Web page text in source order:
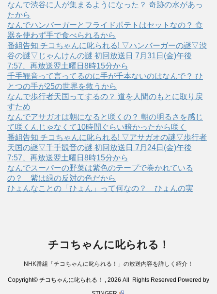
なんで渋谷に人が集まるようになった？ 奇跡の水があっ
たから
なんでハンバーガーとフライドポテトはセットなの？ 食
器を使わず手で食べられるから
番組告知 チコちゃんに叱られる! ▽ハンバーガーの謎▽渋
谷の謎▽じゃんけんの謎 初回放送日 7月31日(金)午後
7:57、再放送翌土曜日8時15分から
千手観音って言ってるのに手が千本ないのはなんで？ ひ
とつの手が25の世界を救うから
なんで歩行者天国ってするの？ 道を人間のもとに取り戻
すため
なんでアサガオは朝になると咲くの？ 朝の明るさを感じ
て咲くんじゃなくて10時間ぐらい暗かったから咲く
番組告知 チコちゃんに叱られる! ▽アサガオの謎▽歩行者
天国の謎▽千手観音の謎 初回放送日 7月24日(金)午後
7:57、再放送翌土曜日8時15分から
なんでスーパーの野菜は紫色のテープで巻かれている
の？ 紫は緑の反対の色だから
ひょんなことの「ひょん」って何なの？ ひょんの実
チコちゃんに叱られる！
NHK番組「チコちゃんに叱られる！」の放送内容を詳しく紹介！
Copyright© チコちゃんに叱られる！ , 2026 All Rights Reserved Powered by